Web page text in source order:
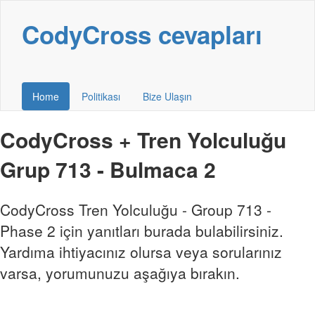
CodyCross cevapları
Home Politikası Bize Ulaşın
CodyCross + Tren Yolculuğu
Grup 713 - Bulmaca 2
CodyCross Tren Yolculuğu - Group 713 -
Phase 2 için yanıtları burada bulabilirsiniz.
Yardıma ihtiyacınız olursa veya sorularınız
varsa, yorumunuzu aşağıya bırakın.